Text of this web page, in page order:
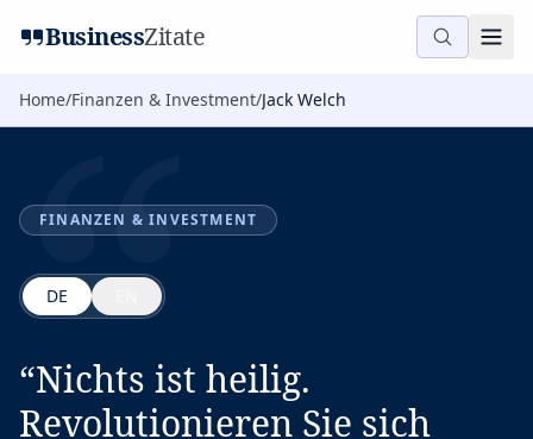
BusinessZitate
Home/Finanzen & Investment/Jack Welch
“
FINANZEN & INVESTMENT
DE
“Nichts ist heilig.
Revolutionieren Sie sich